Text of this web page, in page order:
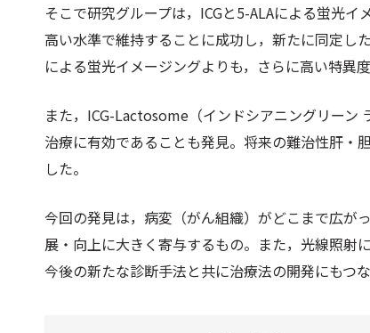
そこで研究グループは，ICGと5-ALAによる蛍光
高い水準で維持することに成功し，新たに同定し
による蛍光イメージングよりも，さらに高い特異
また，ICG-Lactosome（インドシアニングリー
治療に有効であることも発見。将来の難治性肝・
した。
今回の発見は，病変（がん組織）がどこまで広が
展・向上に大きく寄与するもの。また，光線照射
今後の新たな診断手法と共に治療法の開発にもつ